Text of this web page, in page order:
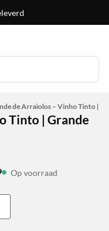
de Arraiolos – Vinho Tinto |
Tinto | Grande
Op voorraad